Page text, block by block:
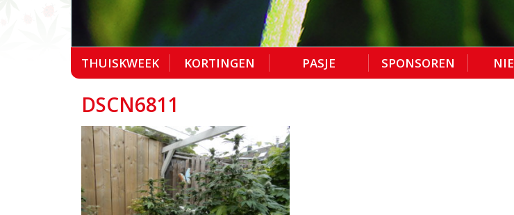
THUISKWEEK KORTINGEN PASJE SPONSOREN
DSCN6811